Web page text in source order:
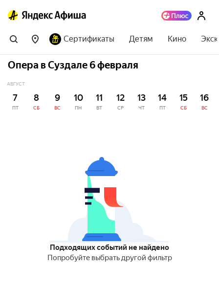
Сертификаты Детям Кино
Опера в Суздале 6 февраля
АВГУСТ
7
ПТ
8
СБ
9
ВС
10
ПН
11
ВТ
12
СР
13
ЧТ
14
ПТ
15
СБ
16
ВС
Подходящих событий не найдено
Попробуйте выбрать другой фильтр